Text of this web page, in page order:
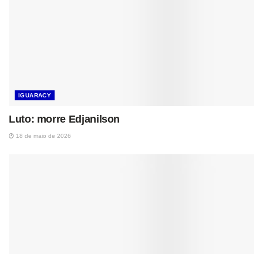
IGUARACY
Luto: morre Edjanilson
18 de maio de 2026